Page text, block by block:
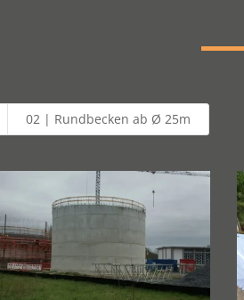
02 | Rundbecken ab Ø 25m